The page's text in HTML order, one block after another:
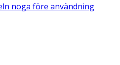
noga före användning